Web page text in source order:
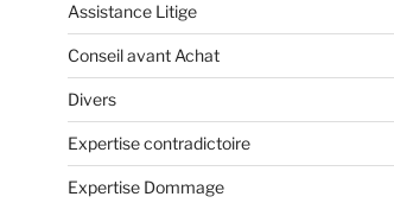
Assistance Litige
Conseil avant Achat
Divers
Expertise contradictoire
Expertise Dommage